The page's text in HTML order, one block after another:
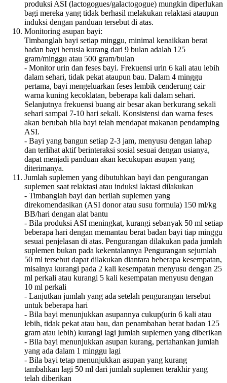
produksi ASI (lactogogues/galactogogue) mungkin diperlukan
bagi mereka yang tidak berhasil melakukan relaktasi ataupun
induksi dengan panduan tersebut di atas.
Monitoring asupan bayi:
Timbanglah bayi setiap minggu, minimal kenaikkan berat
badan bayi berusia kurang dari 9 bulan adalah 125
gram/minggu atau 500 gram/bulan
- Monitor urin dan feses bayi. Frekuensi urin 6 kali atau lebih
dalam sehari, tidak pekat ataupun bau. Dalam 4 minggu
pertama, bayi mengeluarkan feses lembik cenderung cair
warna kuning kecoklatan, beberapa kali dalam sehari.
Selanjutnya frekuensi buang air besar akan berkurang sekali
sehari sampai 7-10 hari sekali. Konsistensi dan warna feses
akan berubah bila bayi telah mendapat makanan pendamping
ASI.
- Bayi yang bangun setiap 2-3 jam, menyusu dengan lahap
dan terlihat aktif berinteraksi sosial sesuai dengan usianya,
dapat menjadi panduan akan kecukupan asupan yang
diterimanya.
Jumlah suplemen yang dibutuhkan bayi dan pengurangan
suplemen saat relaktasi atau induksi laktasi dilakukan
- Timbanglah bayi dan berilah suplemen yang
direkomendasikan (ASI donor atau susu formula) 150 ml/kg
BB/hari dengan alat bantu
- Bila produksi ASI meningkat, kurangi sebanyak 50 ml setiap
beberapa hari dengan memantau berat badan bayi tiap minggu
sesuai penjelasan di atas. Pengurangan dilakukan pada jumlah
suplemen bukan pada kekentalannya Pengurangan sejumlah
50 ml tersebut dapat dilakukan diantara beberapa kesempatan,
misalnya kurangi pada 2 kali kesempatan menyusu dengan 25
ml perkali atau kurangi 5 kali kesempatan menyusu dengan
10 ml perkali
- Lanjutkan jumlah yang ada setelah pengurangan tersebut
untuk beberapa hari
- Bila bayi menunjukkan asupannya cukup(urin 6 kali atau
lebih, tidak pekat atau bau, dan penambahan berat badan 125
gram atau lebih) kurangi lagi jumlah suplemen yang diberikan
- Bila bayi menunjukkan asupan kurang, pertahankan jumlah
yang ada dalam 1 minggu lagi
- Bila bayi tetap menunjukkan asupan yang kurang
tambahkan lagi 50 ml dari jumlah suplemen terakhir yang
telah diberikan